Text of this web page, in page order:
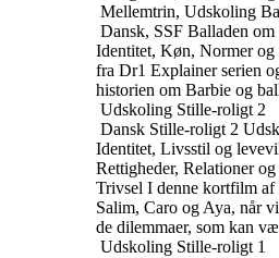
Mellemtrin, Udskoling
Dansk, SSF Balladen om
Identitet, Køn, Normer og
fra Dr1 Explainer serien
historien om Barbie og
Udskoling Stille-roligt 2
Dansk Stille-roligt 2
Identitet, Livsstil og
Rettigheder, Relationer
Trivsel I denne kortfilm af
Salim, Caro og Aya, når
de dilemmaer, som kan
Udskoling Stille-roligt 1